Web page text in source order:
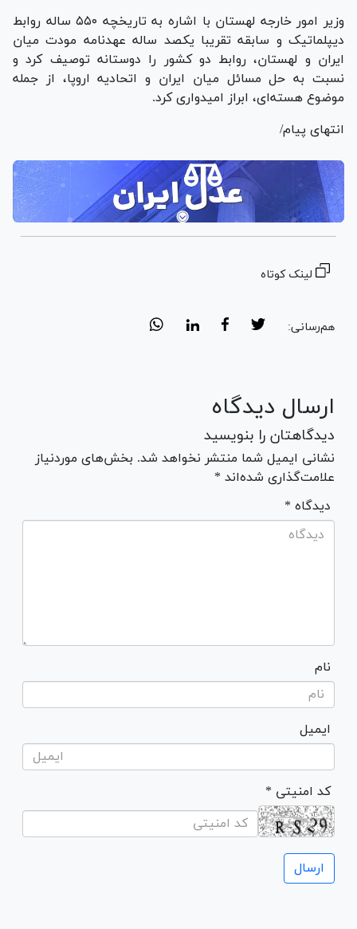
وزیر امور خارجه لهستان با اشاره به تاریخچه ۵۵۰ ساله روابط
دیپلماتیک و سابقه تقریبا یکصد ساله عهدنامه مودت میان
ایران و لهستان، روابط دو کشور را دوستانه توصیف کرد و
نسبت به حل مسائل میان ایران و اتحادیه اروپا، از جمله
موضوع هسته‌ای، ابراز امیدواری کرد.
انتهای پیام/
لینک کوتاه
هم‌رسانی:
ارسال دیدگاه
دیدگاهتان را بنویسید
نشانی ایمیل شما منتشر نخواهد شد. بخش‌های موردنیاز
علامت‌گذاری شده‌اند *
* دیدگاه
نام
ایمیل
* کد امنیتی